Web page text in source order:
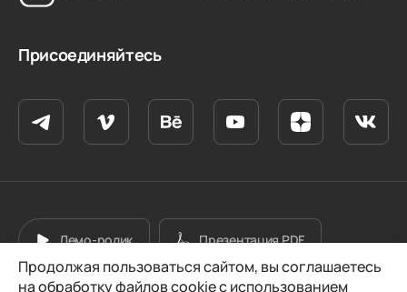
Присоединяйтесь
Демо-ролик Презентация PDF
Продолжая пользоваться сайтом, вы соглашаетесь
на обработку файлов cookie с использованием